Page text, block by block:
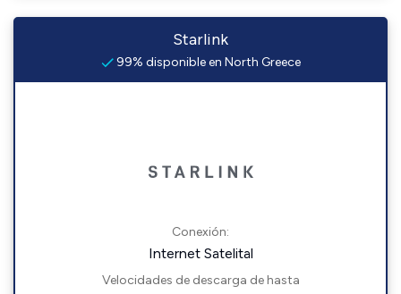
Starlink
99% disponible en North Greece
Conexión:
Internet Satelital
Velocidades de descarga de hasta